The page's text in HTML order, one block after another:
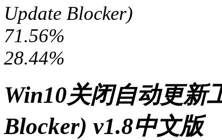
71.56%
28.44%
Win10关闭自动更新
Blocker) v1.8中文版